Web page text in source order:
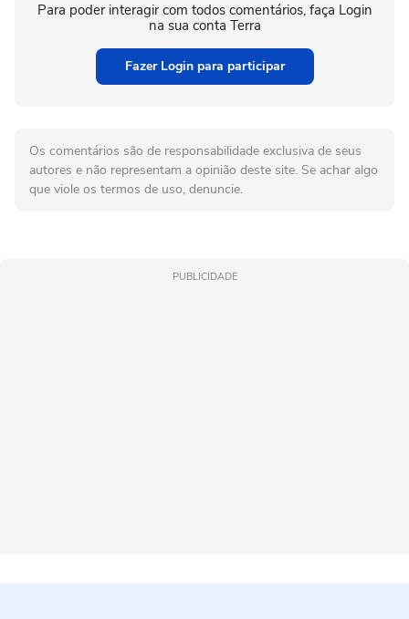
Para poder interagir com todos comentários, faça Login
na sua conta Terra
Fazer Login para participar
Os comentários são de responsabilidade exclusiva de seus
autores e não representam a opinião deste site. Se achar algo
que viole os termos de uso, denuncie.
PUBLICIDADE